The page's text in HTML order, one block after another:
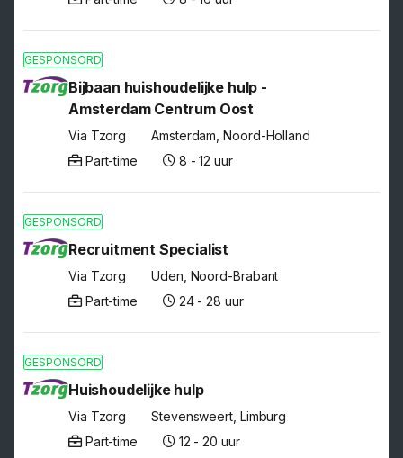
GESPONSORD
Bijbaan huishoudelijke hulp -
Amsterdam Centrum Oost
Via Tzorg
Amsterdam, Noord-Holland
Part-time
8 - 12 uur
GESPONSORD
Recruitment Specialist
Via Tzorg
Uden, Noord-Brabant
Part-time
24 - 28 uur
GESPONSORD
Huishoudelijke hulp
Via Tzorg
Stevensweert, Limburg
Part-time
12 - 20 uur